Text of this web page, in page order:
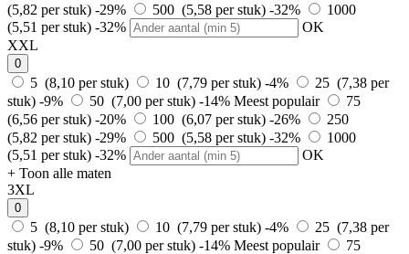
(5,82 per stuk) -29% 500 (5,58 per stuk) -32%
1000
(5,51 per stuk) -32%
OK
XXL
0
5 (8,10 per stuk) 10 (7,79 per stuk) -4%
25 (7,38 per
stuk) -9% 50 (7,00 per stuk) -14% Meest populair
75
(6,56 per stuk) -20% 100 (6,07 per stuk) -26%
250
(5,82 per stuk) -29% 500 (5,58 per stuk) -32%
1000
(5,51 per stuk) -32%
OK
+ Toon alle maten
3XL
0
5 (8,10 per stuk) 10 (7,79 per stuk) -4%
25 (7,38 per
stuk) -9% 50 (7,00 per stuk) -14% Meest populair
75